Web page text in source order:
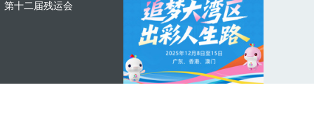
第十二届残运会